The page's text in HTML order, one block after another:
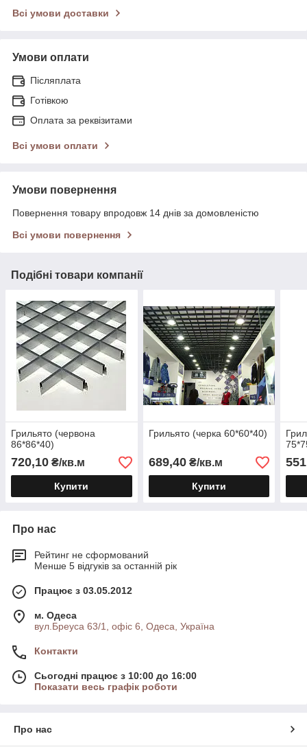
Всі умови доставки
Умови оплати
Післяплата
Готівкою
Оплата за реквізитами
Всі умови оплати
Умови повернення
Повернення товару впродовж 14 днів за домовленістю
Всі умови повернення
Подібні товари компанії
Грильято (червона
86*86*40)
720,10 ₴/кв.м
Купити
Грильято (черка 60*60*40)
689,40₴/кв.м
Купити
Про нас
Рейтинг не сформований
Менше 5 відгуків за останній рік
Працює з 03.05.2012
м. Одеса
вул.Бреуса 63/1, офіс 6, Одеса, Україна
Контакти
Сьогодні працює з 10:00 до 16:00
Показати весь графік роботи
Про нас